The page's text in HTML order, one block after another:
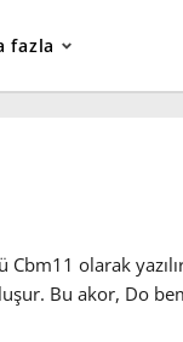
fazla
Cbm11 olarak
Bu akor, Do